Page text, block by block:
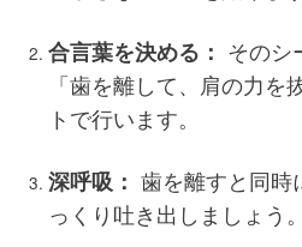
合言葉を決める： そのシ
「歯を離して、肩の力を
トで行います。
深呼吸： 歯を離すと同時
っくり吐き出しましょう。